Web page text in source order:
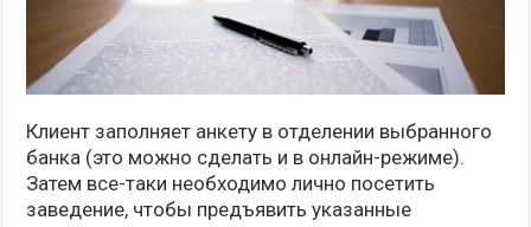
Клиент заполняет анкету в отделении выбранного
банка (это можно сделать и в онлайн-режиме).
Затем все-таки необходимо лично посетить
заведение, чтобы предъявить указанные